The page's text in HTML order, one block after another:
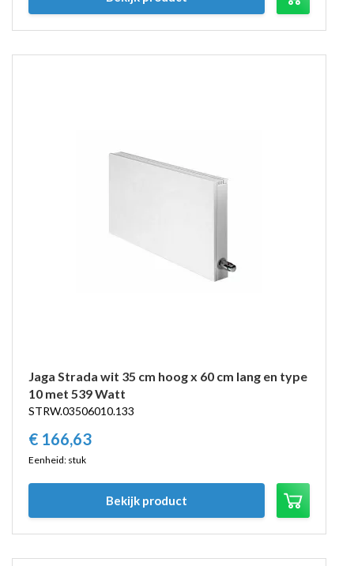
Jaga Strada wit 35 cm hoog x 60 cm lang en type
10 met 539 Watt
STRW.03506010.133
€ 166,63
Eenheid: stuk
Bekijk product